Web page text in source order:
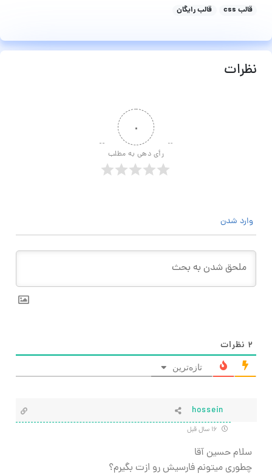
قالب css
قالب رایگان
نظرات
۰
رأی دهی به مطلب
وارد شدن
۲ نظرات
تازه‌ترین
hossein
سلام حسین آقا
چطوری میتونم فارسیش رو ازت بگیرم؟